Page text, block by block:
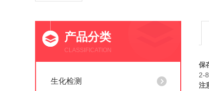
产品分类
CLASSIFICATION
生化检测
保
2-
注